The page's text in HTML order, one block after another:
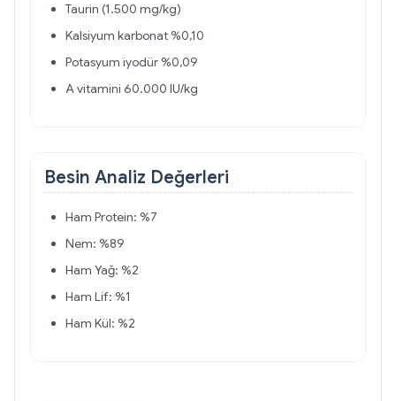
Taurin (1.500 mg/kg)
Kalsiyum karbonat %0,10
Potasyum iyodür %0,09
A vitamini 60.000 IU/kg
Besin Analiz Değerleri
Ham Protein: %7
Nem: %89
Ham Yağ: %2
Ham Lif: %1
Ham Kül: %2